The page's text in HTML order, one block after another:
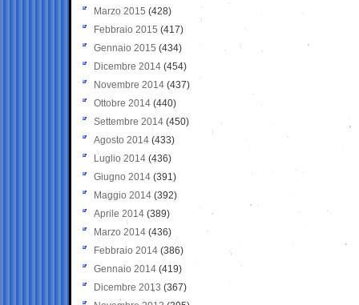
Marzo 2015 (428)
Febbraio 2015 (417)
Gennaio 2015 (434)
Dicembre 2014 (454)
Novembre 2014 (437)
Ottobre 2014 (440)
Settembre 2014 (450)
Agosto 2014 (433)
Luglio 2014 (436)
Giugno 2014 (391)
Maggio 2014 (392)
Aprile 2014 (389)
Marzo 2014 (436)
Febbraio 2014 (386)
Gennaio 2014 (419)
Dicembre 2013 (367)